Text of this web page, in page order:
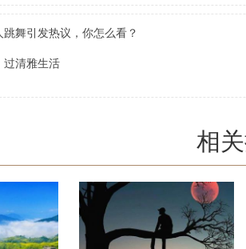
跳舞引发热议，你怎么看？
过清雅生活
相